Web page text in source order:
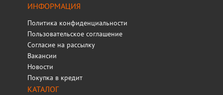
ИНФОРМАЦИЯ
Политика конфиденциальности
Пользовательское соглашение
Согласие на рассылку
Вакансии
Новости
Покупка в кредит
КАТАЛОГ